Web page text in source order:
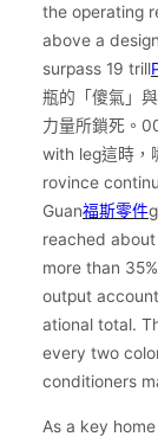
the operating
above a
surpass 19 trill
瓶的「傻氣」
力量所鎖死。
with leg這時，
rovince
Guan福斯零件
reached
more than
output
ational total.
every two
conditioners
As a key